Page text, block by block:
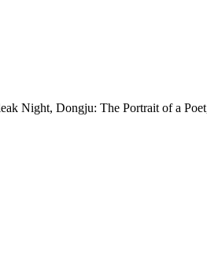
Night, Dongju: The Portrait of a